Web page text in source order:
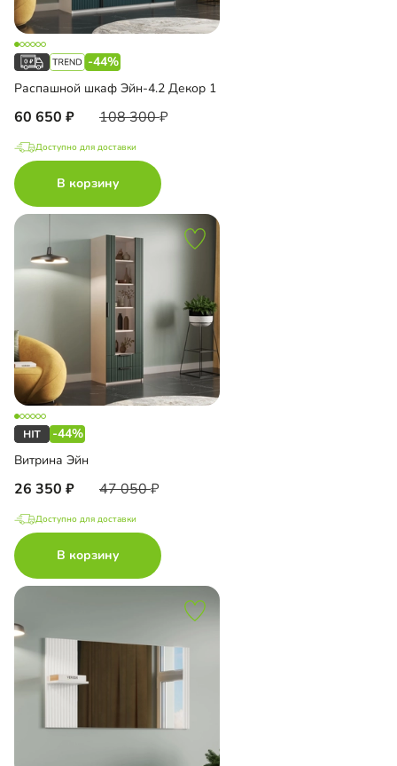
-44%
Распашной шкаф Эйн-4.2 Декор 1
60 650 108 300
Доступно для доставки
В корзину
-44%
Витрина Эйн
26 350 47 050
Доступно для доставки
В корзину